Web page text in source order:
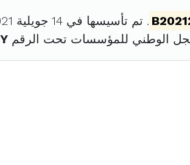
. تم تأسيسها في 14 جويلية 2021 برأس مال قدره
الوطني للمؤسسات تحت الرقم